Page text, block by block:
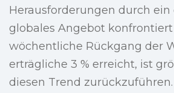
Herausforderungen durch ein
globales Angebot
wöchentliche Rückgang der
erträgliche 3 % erreicht, ist
diesen Trend